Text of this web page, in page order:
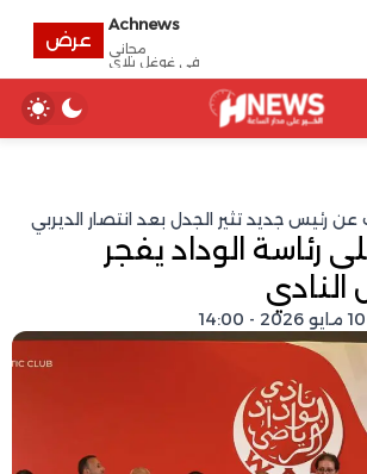
رئيس جديد تثير الجدل بعد انتصار الديربي
رئاسة الوداد يفجر
النادي
10 مايو 2026 - 14:00
Achnews
مجانى
في غوغل بلاي
عرض